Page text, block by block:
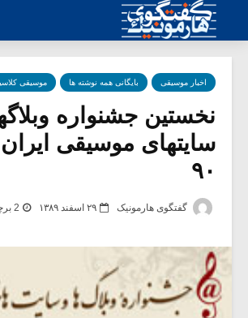
اخبار موسیقی بایگانی همه نوشته ها موسیقی
نخستین جشنواره
سایتهای موسیقی
۹۰
گفتگوی هارمونیک ۲۹ اسفند ۱۳۸۹ 2 برچسب -